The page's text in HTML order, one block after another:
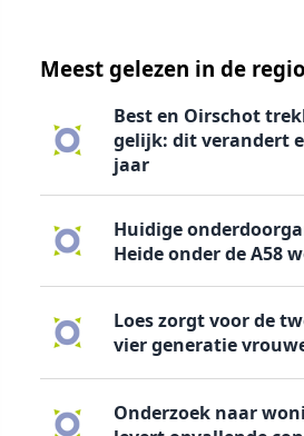
Meest gelezen in de regio
Best en Oirschot
gelijk: dit verandert
jaar
Huidige
Heide onder de A58
Loes zorgt voor de
vier generatie
Onderzoek naar